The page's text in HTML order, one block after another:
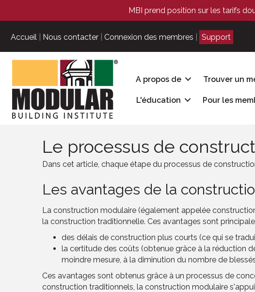
MBI prend position sur les tarifs
Accueil Nous contacter Connexion des membres Support
A propos de Trouver un
L'éducation Pour les
Le processus de
Dans cet article, chaque étape du processus de
Les avantages de la
La construction modulaire (également appelée
la construction traditionnelle. Ces avantages sont
des délais de construction plus courts (ce qui se
la certitude des coûts (obtenue grâce à la réduction
moindre mesure, à la diminution du nombre de
Ces avantages sont obtenus grâce à un processus de
construction traditionnels, la construction modulaire